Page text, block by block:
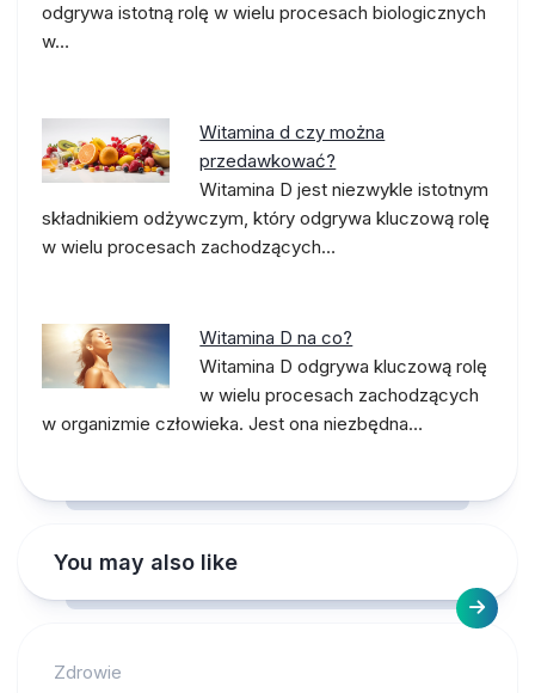
odgrywa istotną rolę w wielu procesach biologicznych
w…
Witamina d czy można
przedawkować?
Witamina D jest niezwykle istotnym
składnikiem odżywczym, który odgrywa kluczową rolę
w wielu procesach zachodzących…
Witamina D na co?
Witamina D odgrywa kluczową rolę
w wielu procesach zachodzących
w organizmie człowieka. Jest ona niezbędna…
You may also like
Zdrowie